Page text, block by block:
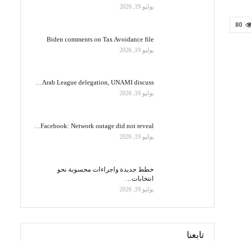
80
يوليو 19, 2026
Biden comments on Tax Avoidance file
يوليو 19, 2026
Arab League delegation, UNAMI discuss…
يوليو 19, 2026
Facebook: Network outage did not reveal…
يوليو 19, 2026
خطط جديدة واجراءات محسوبة نحو
انتخابات…
يوليو 19, 2026
تابعنا